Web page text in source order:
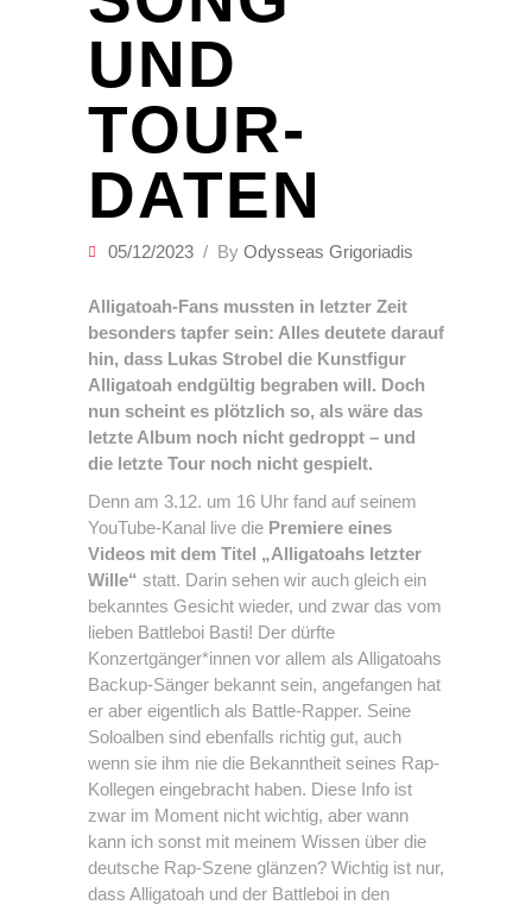
UND
TOUR-
DATEN
05/12/2023 By Odysseas Grigoriadis
Alligatoah-Fans mussten in letzter Zeit
besonders tapfer sein: Alles deutete darauf
hin, dass Lukas Strobel die Kunstfigur
Alligatoah endgültig begraben will. Doch
nun scheint es plötzlich so, als wäre das
letzte Album noch nicht gedroppt – und
die letzte Tour noch nicht gespielt.
Denn am 3.12. um 16 Uhr fand auf seinem
YouTube-Kanal live die Premiere eines
Videos mit dem Titel „Alligatoahs letzter
Wille“ statt. Darin sehen wir auch gleich ein
bekanntes Gesicht wieder, und zwar das vom
lieben Battleboi Basti! Der dürfte
Konzertgänger*innen vor allem als Alligatoahs
Backup-Sänger bekannt sein, angefangen hat
er aber eigentlich als Battle-Rapper. Seine
Soloalben sind ebenfalls richtig gut, auch
wenn sie ihm nie die Bekanntheit seines Rap-
Kollegen eingebracht haben. Diese Info ist
zwar im Moment nicht wichtig, aber wann
kann ich sonst mit meinem Wissen über die
deutsche Rap-Szene glänzen? Wichtig ist nur,
dass Alligatoah und der Battleboi in den